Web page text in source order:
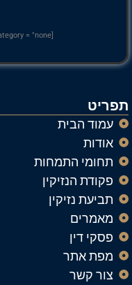
תפריט
עמוד הבית
אודות
תחומי התמחות
פקודת הנזיקין
תביעת נזיקין
מאמרים
פסקי דין
מפת אתר
צור קשר